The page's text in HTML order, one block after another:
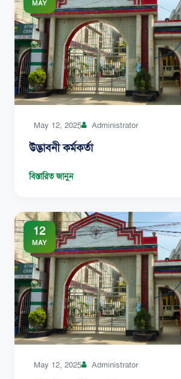
MAY
May 12, 2025 Administrator
উদ্ভাবনী কর্মকর্তা
বিস্তারিত জানুন
12
MAY
May 12, 2025 Administrator